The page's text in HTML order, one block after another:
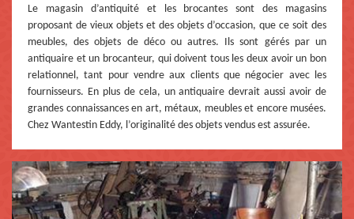
Le magasin d’antiquité et les brocantes sont des magasins
proposant de vieux objets et des objets d’occasion, que ce soit des
meubles, des objets de déco ou autres. Ils sont gérés par un
antiquaire et un brocanteur, qui doivent tous les deux avoir un bon
relationnel, tant pour vendre aux clients que négocier avec les
fournisseurs. En plus de cela, un antiquaire devrait aussi avoir de
grandes connaissances en art, métaux, meubles et encore musées.
Chez Wantestin Eddy, l’originalité des objets vendus est assurée.